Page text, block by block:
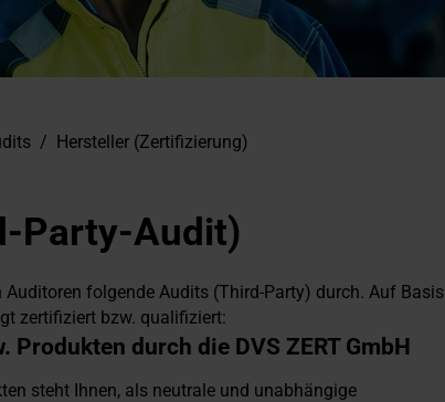
/ Hersteller (Zertifizierung)
Party-Audit)
folgende Audits (Third-Party) durch. Auf Basis
zertifiziert bzw. qualifiziert:
durch die DVS ZERT GmbH
steht Ihnen, als neutrale und unabhängige